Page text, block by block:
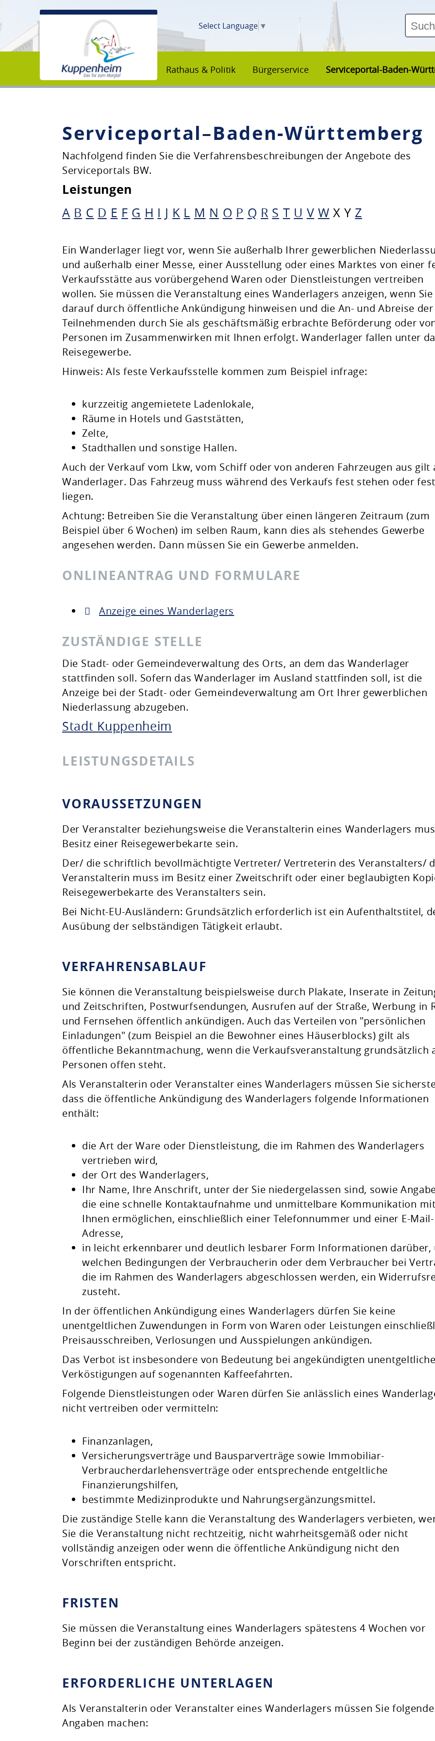
Select Language ▼
Rathaus & Politik Bürgerservice Serviceportal-Baden-
Unsere Stadt
Rathaus & Politik
Natur & Umwelt
Freizeit & Leben
Serviceportal–Baden-Württemberg
Nachfolgend finden Sie die Verfahrensbeschreibungen der Angebote des
Serviceportals BW.
Leistungen
A B C D E F G H I J K L M N O P Q R S T U V W X Y Z
Ein Wanderlager liegt vor, wenn Sie außerhalb Ihrer gewerblichen
und außerhalb einer Messe, einer Ausstellung oder eines Marktes von einer
Verkaufsstätte aus vorübergehend Waren oder Dienstleistungen vertreiben
wollen. Sie müssen die Veranstaltung eines Wanderlagers anzeigen, wenn Sie
darauf durch öffentliche Ankündigung hinweisen und die An- und Abreise der
Teilnehmenden durch Sie als geschäftsmäßig erbrachte Beförderung oder
Personen im Zusammenwirken mit Ihnen erfolgt. Wanderlager fallen unter
Reisegewerbe.
Hinweis: Als feste Verkaufsstelle kommen zum Beispiel infrage:
kurzzeitig angemietete Ladenlokale,
Räume in Hotels und Gaststätten,
Zelte,
Stadthallen und sonstige Hallen.
Auch der Verkauf vom Lkw, vom Schiff oder von anderen Fahrzeugen aus gilt
Wanderlager. Das Fahrzeug muss während des Verkaufs fest stehen oder fest
liegen.
Achtung: Betreiben Sie die Veranstaltung über einen längeren Zeitraum (zum
Beispiel über 6 Wochen) im selben Raum, kann dies als stehendes Gewerbe
angesehen werden. Dann müssen Sie ein Gewerbe anmelden.
ONLINEANTRAG UND FORMULARE
Anzeige eines Wanderlagers
ZUSTÄNDIGE STELLE
Die Stadt- oder Gemeindeverwaltung des Orts, an dem das Wanderlager
stattfinden soll. Sofern das Wanderlager im Ausland stattfinden soll, ist die
Anzeige bei der Stadt- oder Gemeindeverwaltung am Ort Ihrer gewerblichen
Niederlassung abzugeben.
Stadt Kuppenheim
LEISTUNGSDETAILS
VORAUSSETZUNGEN
Der Veranstalter beziehungsweise die Veranstalterin eines Wanderlagers
Besitz einer Reisegewerbekarte sein.
Der/ die schriftlich bevollmächtigte Vertreter/ Vertreterin des Veranstalters/
Veranstalterin muss im Besitz einer Zweitschrift oder einer beglaubigten
Reisegewerbekarte des Veranstalters sein.
Bei Nicht-EU-Ausländern: Grundsätzlich erforderlich ist ein Aufenthaltstitel,
Ausübung der selbständigen Tätigkeit erlaubt.
VERFAHRENSABLAUF
Sie können die Veranstaltung beispielsweise durch Plakate, Inserate in
und Zeitschriften, Postwurfsendungen, Ausrufen auf der Straße, Werbung in
und Fernsehen öffentlich ankündigen. Auch das Verteilen von "persönlichen
Einladungen" (zum Beispiel an die Bewohner eines Häuserblocks) gilt als
öffentliche Bekanntmachung, wenn die Verkaufsveranstaltung grundsätzlich
Personen offen steht.
Als Veranstalterin oder Veranstalter eines Wanderlagers müssen Sie
dass die öffentliche Ankündigung des Wanderlagers folgende Informationen
enthält:
die Art der Ware oder Dienstleistung, die im Rahmen des Wanderlagers
vertrieben wird,
der Ort des Wanderlagers,
Ihr Name, Ihre Anschrift, unter der Sie niedergelassen sind, sowie
die eine schnelle Kontaktaufnahme und unmittelbare Kommunikation mit
Ihnen ermöglichen, einschließlich einer Telefonnummer und einer E-Mail-
Adresse,
in leicht erkennbarer und deutlich lesbarer Form Informationen darüber,
welchen Bedingungen der Verbraucherin oder dem Verbraucher bei
die im Rahmen des Wanderlagers abgeschlossen werden, ein
zusteht.
In der öffentlichen Ankündigung eines Wanderlagers dürfen Sie keine
unentgeltlichen Zuwendungen in Form von Waren oder Leistungen
Preisausschreiben, Verlosungen und Ausspielungen ankündigen.
Das Verbot ist insbesondere von Bedeutung bei angekündigten
Verköstigungen auf sogenannten Kaffeefahrten.
Folgende Dienstleistungen oder Waren dürfen Sie anlässlich eines
nicht vertreiben oder vermitteln:
Finanzanlagen,
Versicherungsverträge und Bausparverträge sowie Immobiliar-
Verbraucherdarlehensverträge oder entsprechende entgeltliche
Finanzierungshilfen,
bestimmte Medizinprodukte und Nahrungsergänzungsmittel.
Die zuständige Stelle kann die Veranstaltung des Wanderlagers verbieten,
Sie die Veranstaltung nicht rechtzeitig, nicht wahrheitsgemäß oder nicht
vollständig anzeigen oder wenn die öffentliche Ankündigung nicht den
Vorschriften entspricht.
FRISTEN
Sie müssen die Veranstaltung eines Wanderlagers spätestens 4 Wochen vor
Beginn bei der zuständigen Behörde anzeigen.
ERFORDERLICHE UNTERLAGEN
Als Veranstalterin oder Veranstalter eines Wanderlagers müssen Sie folgende
Angaben machen: